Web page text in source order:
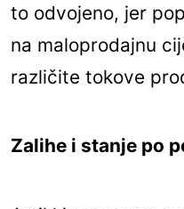
to odvojeno, jer
na maloprodajnu
različite tokove
Zalihe i stanje po